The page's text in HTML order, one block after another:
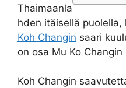
Thaimaanla
hden itäisellä puolella,
Koh Changin saari
on osa Mu Ko
Koh Changin